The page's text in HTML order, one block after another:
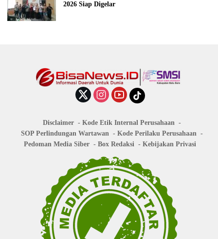
2026 Siap Digelar
Disclaimer
Kode Etik Internal Perusahaan
SOP Perlindungan Wartawan
Kode Perilaku Perusahaan
Pedoman Media Siber
Box Redaksi Kebijakan Privasi